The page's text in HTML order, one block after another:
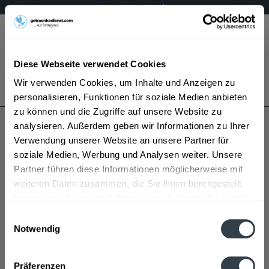
Diese Webseite verwendet Cookies
Wir verwenden Cookies, um Inhalte und Anzeigen zu
personalisieren, Funktionen für soziale Medien anbieten
zu können und die Zugriffe auf unsere Website zu
analysieren. Außerdem geben wir Informationen zu Ihrer
Verwendung unserer Website an unsere Partner für
soziale Medien, Werbung und Analysen weiter. Unsere
Partner führen diese Informationen möglicherweise mit
weiteren Daten zusammen, die Sie ihnen bereitgestellt
Notwendig
Präferenzen
Mo – Fr 9 – 17 Uhr
Menü
Bestellung widerrufen
Es gilt unsere Datenschutzerklärung
Adler Privat
Adler Privat wird in den folgenden Regionen, Städten,